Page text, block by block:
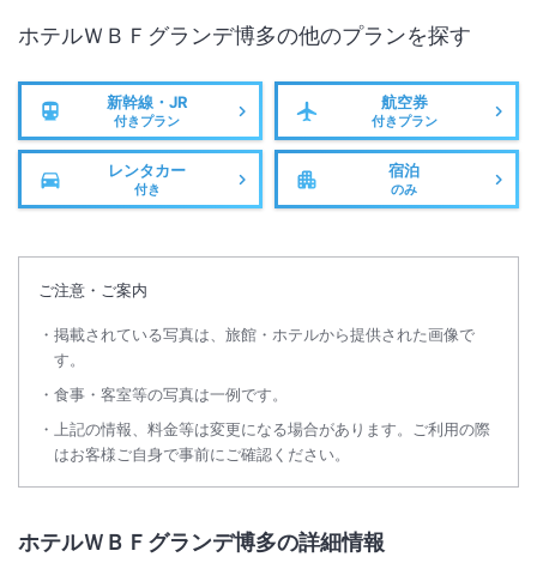
ホテルＷＢＦグランデ博多の他のプランを探す
新幹線・JR
付きプラン
航空券
付きプラン
レンタカー
付き
宿泊
のみ
ご注意・ご案内
掲載されている写真は、旅館・ホテルから提供された画像で
す。
食事・客室等の写真は一例です。
上記の情報、料金等は変更になる場合があります。ご利用の際
はお客様ご自身で事前にご確認ください。
ホテルＷＢＦグランデ博多の詳細情報